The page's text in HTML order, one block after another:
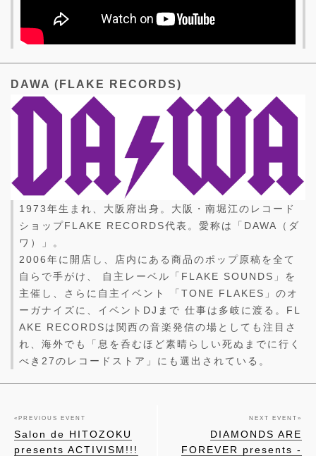
DAWA (FLAKE RECORDS)
1973年生まれ、大阪府出身。大阪・南堀江のレコード
ショップFLAKE RECORDS代表。愛称は「DAWA（ダ
ワ）」。
2006年に開店し、店内にある商品のポップ原稿を全て
自らで手がけ、 自主レーベル「FLAKE SOUNDS」を
主催し、さらに自主イベント 「TONE FLAKES」のオ
ーガナイズに、イベントDJまで 仕事は多岐に渡る。FL
AKE RECORDSは関西の音楽発信の場としても注目さ
れ、海外でも「息を呑むほど素晴らしい死ぬまでに行く
べき27のレコードストア」にも選出されている。
« PREVIOUS EVENT
Salon de HITOZOKU
presents ACTIVISM!!!
NEXT EVENT »
DIAMONDS ARE
FOREVER presents -